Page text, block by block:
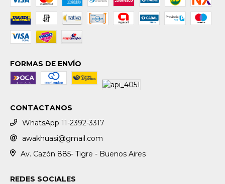
FORMAS DE ENVÍO
CONTACTANOS
WhatsApp 11-2392-3317
awakhuasi@gmail.com
Av. Cazón 885- Tigre - Buenos Aires
REDES SOCIALES